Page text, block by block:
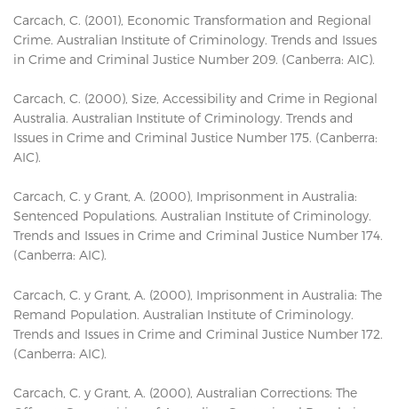
Carcach, C. (2001), Economic Transformation and Regional
Crime. Australian Institute of Criminology. Trends and Issues
in Crime and Criminal Justice Number 209. (Canberra: AIC).
Carcach, C. (2000), Size, Accessibility and Crime in Regional
Australia. Australian Institute of Criminology. Trends and
Issues in Crime and Criminal Justice Number 175. (Canberra:
AIC).
Carcach, C. y Grant, A. (2000), Imprisonment in Australia:
Sentenced Populations. Australian Institute of Criminology.
Trends and Issues in Crime and Criminal Justice Number 174.
(Canberra: AIC).
Carcach, C. y Grant, A. (2000), Imprisonment in Australia: The
Remand Population. Australian Institute of Criminology.
Trends and Issues in Crime and Criminal Justice Number 172.
(Canberra: AIC).
Carcach, C. y Grant, A. (2000), Australian Corrections: The